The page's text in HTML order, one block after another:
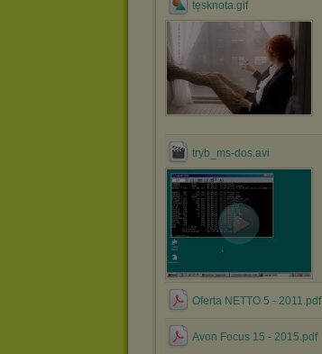
tęsknota.gif
tryb_ms-dos.avi
Oferta NETTO 5 - 2011.pdf
Avon Focus 15 - 2015.pdf